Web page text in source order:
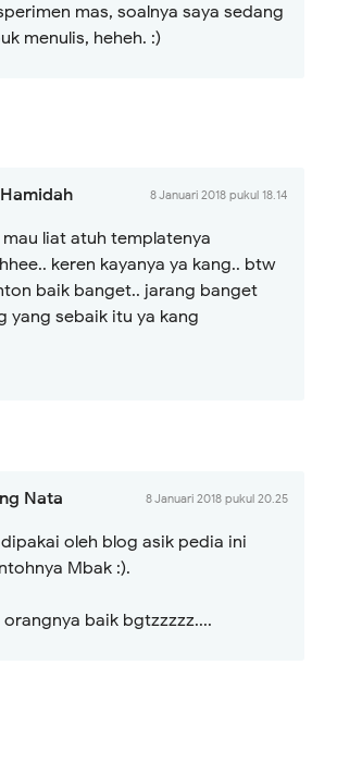
mas, soalnya saya sedang
menulis, heheh. :)
8 Januari 2018 pukul 18.14
mau liat atuh templatenya
keren kayanya ya kang.. btw
baik banget.. jarang banget
yang sebaik itu ya kang
Nata 8 Januari 2018 pukul 20.25
oleh blog asik pedia ini
Mbak :).
orangnya baik bgtzzzzz....